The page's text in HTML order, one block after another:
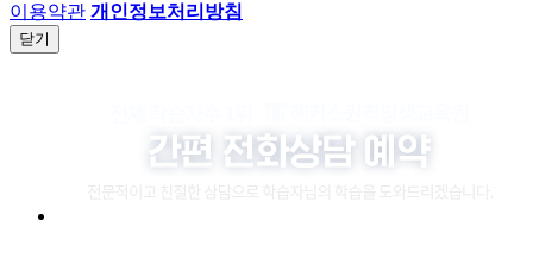
이용약관 개인정보처리방침
닫기